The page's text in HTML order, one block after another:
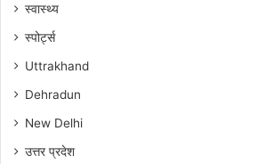
स्वास्थ्य
स्पोर्ट्स
Uttrakhand
Dehradun
New Delhi
उत्तर प्रदेश